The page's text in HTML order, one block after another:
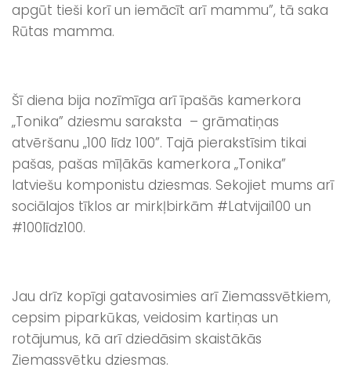
apgūt tieši korī un iemācīt arī mammu”, tā saka
Rūtas mamma.
Šī diena bija nozīmīga arī īpašās kamerkora
„Tonika” dziesmu saraksta – grāmatiņas
atvēršanu „100 līdz 100”. Tajā pierakstīsim tikai
pašas, pašas mīļākās kamerkora „Tonika”
latviešu komponistu dziesmas. Sekojiet mums arī
sociālajos tīklos ar mirkļbirkām #Latvijai100 un
#100līdz100.
Jau drīz kopīgi gatavosimies arī Ziemassvētkiem,
cepsim piparkūkas, veidosim kartiņas un
rotājumus, kā arī dziedāsim skaistākās
Ziemassvētku dziesmas.